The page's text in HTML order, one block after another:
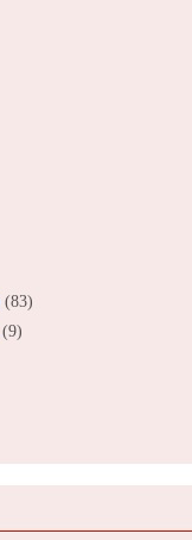
(83)
(9)